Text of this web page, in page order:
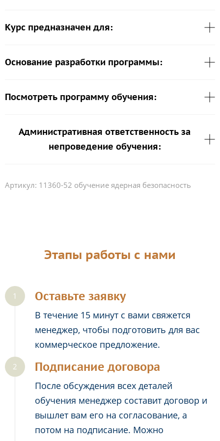
Курс предназначен для:
Основание разработки программы:
Посмотреть программу обучения:
Административная ответственность за
непроведение обучения:
Артикул: 11360-52 обучение ядерная безопасность
Этапы работы с нами
Оставьте заявку
В течение 15 минут с вами свяжется
менеджер, чтобы подготовить для вас
коммерческое предложение.
Подписание договора
После обсуждения всех деталей
обучения менеджер составит договор и
вышлет вам его на согласование, а
потом на подписание. Можно